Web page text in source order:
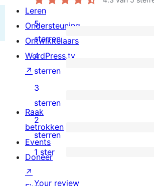
2
5
sterren
beoordeling
5
sterren
0
4
sterren
beoordeling
4
sterren
1
3
ster
beoordeling
3
sterren
0
2
sterren
beoordeling
2
sterren
0
1 ster
Your review
Leren
Ondersteuning
Ontwikkelaars
WordPress.tv
↗
Raak
betrokken
Events
Doneer
↗